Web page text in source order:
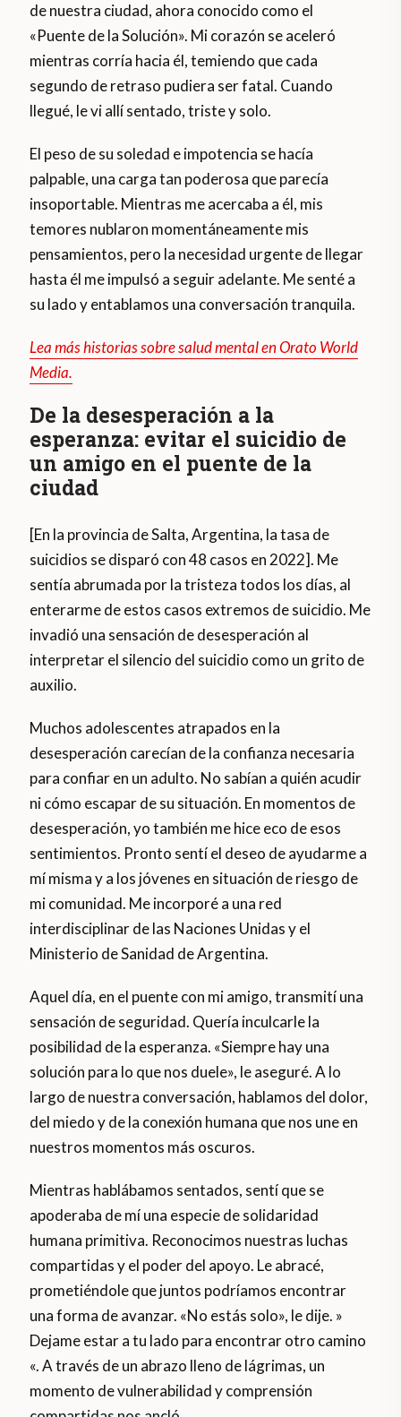
de nuestra ciudad, ahora conocido como el
«Puente de la Solución». Mi corazón se aceleró
mientras corría hacia él, temiendo que cada
segundo de retraso pudiera ser fatal. Cuando
llegué, le vi allí sentado, triste y solo.
El peso de su soledad e impotencia se hacía
palpable, una carga tan poderosa que parecía
insoportable. Mientras me acercaba a él, mis
temores nublaron momentáneamente mis
pensamientos, pero la necesidad urgente de llegar
hasta él me impulsó a seguir adelante. Me senté a
su lado y entablamos una conversación tranquila.
Lea más historias sobre salud mental en Orato World
Media.
De la desesperación a la
esperanza: evitar el suicidio de
un amigo en el puente de la
ciudad
[En la provincia de Salta, Argentina, la tasa de
suicidios se disparó con 48 casos en 2022]. Me
sentía abrumada por la tristeza todos los días, al
enterarme de estos casos extremos de suicidio. Me
invadió una sensación de desesperación al
interpretar el silencio del suicidio como un grito de
auxilio.
Muchos adolescentes atrapados en la
desesperación carecían de la confianza necesaria
para confiar en un adulto. No sabían a quién acudir
ni cómo escapar de su situación. En momentos de
desesperación, yo también me hice eco de esos
sentimientos. Pronto sentí el deseo de ayudarme a
mí misma y a los jóvenes en situación de riesgo de
mi comunidad. Me incorporé a una red
interdisciplinar de las Naciones Unidas y el
Ministerio de Sanidad de Argentina.
Aquel día, en el puente con mi amigo, transmití una
sensación de seguridad. Quería inculcarle la
posibilidad de la esperanza. «Siempre hay una
solución para lo que nos duele», le aseguré. A lo
largo de nuestra conversación, hablamos del dolor,
del miedo y de la conexión humana que nos une en
nuestros momentos más oscuros.
Mientras hablábamos sentados, sentí que se
apoderaba de mí una especie de solidaridad
humana primitiva. Reconocimos nuestras luchas
compartidas y el poder del apoyo. Le abracé,
prometiéndole que juntos podríamos encontrar
una forma de avanzar. «No estás solo», le dije. »
Dejame estar a tu lado para encontrar otro camino
«. A través de un abrazo lleno de lágrimas, un
momento de vulnerabilidad y comprensión